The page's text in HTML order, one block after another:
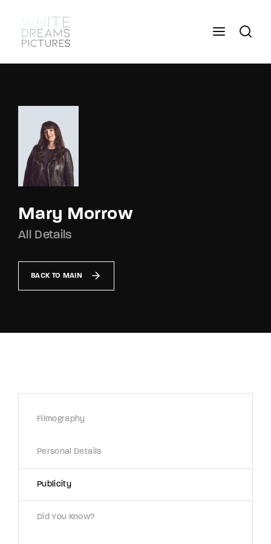
Mary Morrow
All Details
BACK TO MAIN
Filmography
Personal Details
Publicity
Did You Know?
Password